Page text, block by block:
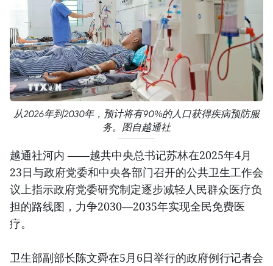
从2026年到2030年，预计将有90%的人口获得疾病预防服
务。图自越通社
越通社河内 ——越共中央总书记苏林在2025年4月
23日与政府党委和中央各部门召开的公共卫生工作会
议上指示政府党委研究制定逐步减轻人民群众医疗负
担的路线图，力争2030—2035年实现全民免费医
疗。
卫生部副部长陈文舜在5月6日举行的政府例行记者会